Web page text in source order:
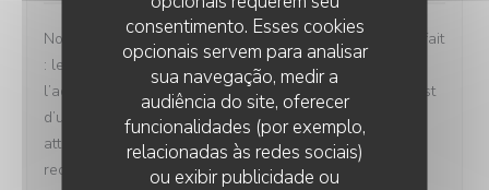
consentimento. Esses cookies
opcionais servem para analisar
sua navegação, medir a
audiência do site, oferecer
funcionalidades (por exemplo,
relacionadas às redes sociais)
ou exibir publicidade ou
Nous avons passé un excellent moment ! Tout était parfait
: les repas étaient délicieux, le service irréprochable, et
l’accueil d’une chaleur exceptionnelle. Toute l’équipe est
d’une grande gentillesse, avec de nombreuses petites
attentions qui font vraiment la différence. Nous
recommandons cet établissement à 100 % ! C’est tout